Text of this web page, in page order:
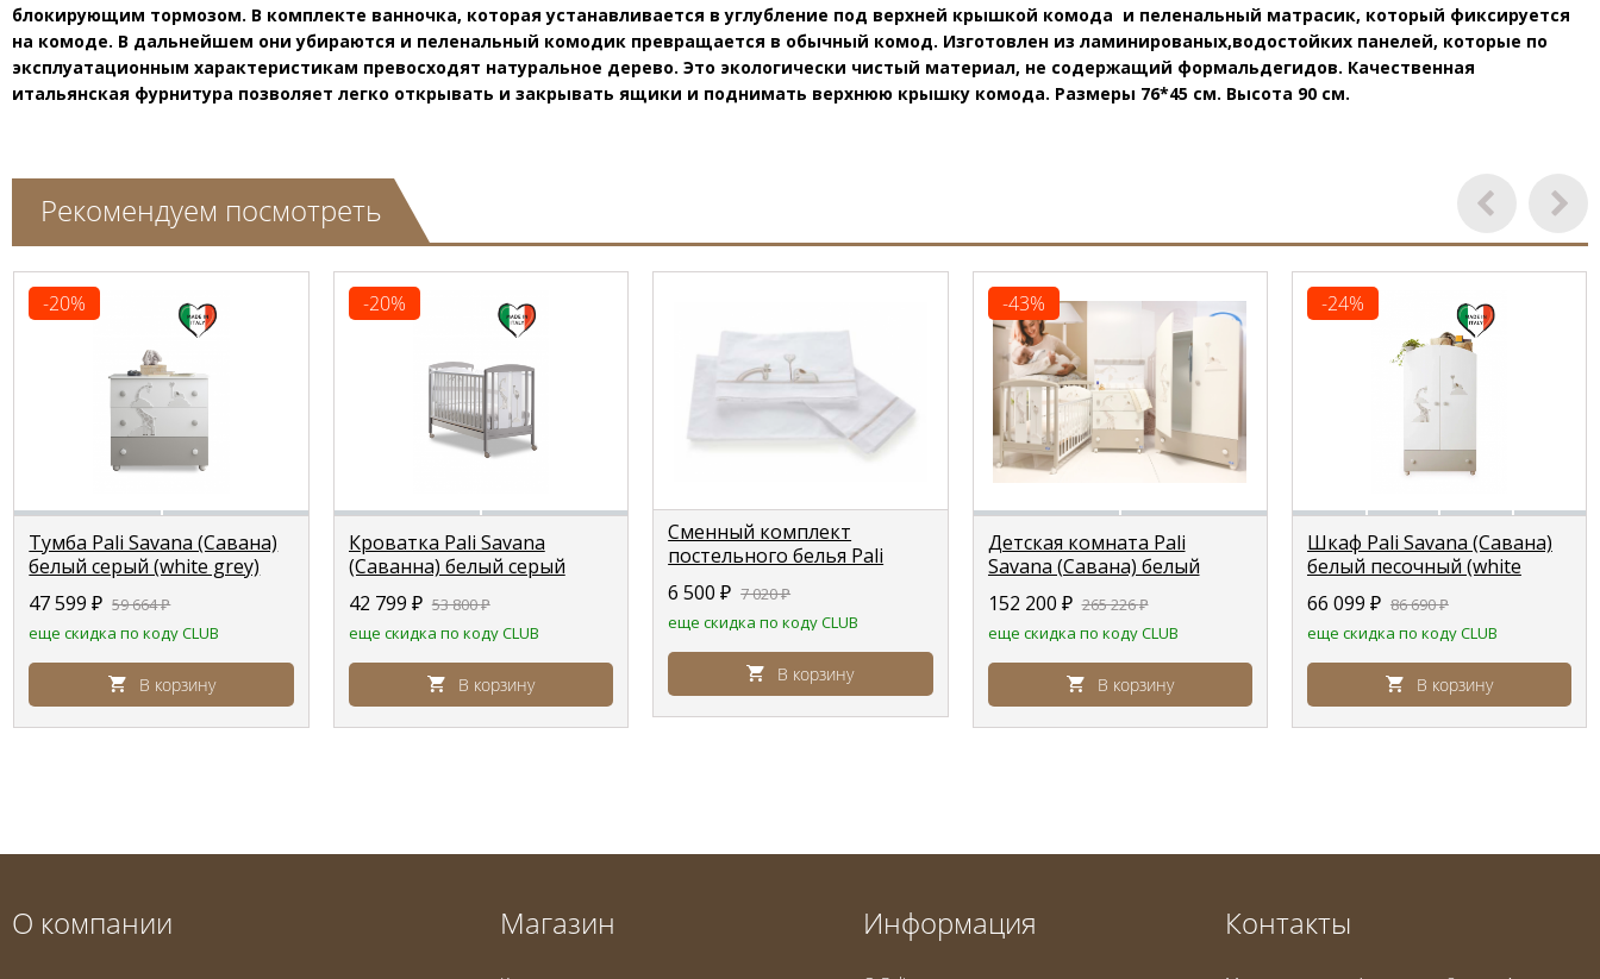
блокирующим тормозом. В комплекте ванночка, которая устанавливается в углубление под верхней крышкой комода и пеленальный матрасик, который фиксируется
на комоде. В дальнейшем они убираются и пеленальный комодик превращается в обычный комод. Изготовлен из ламинированых,водостойких панелей, которые по
эксплуатационным характеристикам превосходят натуральное дерево. Это экологически чистый материал, не содержащий формальдегидов. Качественная
итальянская фурнитура позволяет легко открывать и закрывать ящики и поднимать верхнюю крышку комода. Размеры 76*45 см. Высота 90 см.
Рекомендуем посмотреть
-20%
Тумба Pali Savana (Савана)
белый серый (white grey)
47 599₽ 59 664₽
еще скидка по коду CLUB
В корзину
-20%
Кроватка Pali Savana
(Саванна) белый серый
(white grey )
42 799 ₽ 53 800₽
еще скидка по коду CLUB
В корзину
Сменный комплект
постельного белья Pali
Savana (Савана)
6 500₽ 7 020₽
еще скидка по коду CLUB
В корзину
-43%
Детская комната Pali
Savana (Савана) белый
песочный (white sand) )
152 200 ₽ 265 226₽
еще скидка по коду CLUB
В корзину
-24%
Шкаф Pali Savana (Савана)
белый песочный (white
sand)
66 099 ₽ 86 690₽
еще скидка по коду CLUB
В корзину
О компании Магазин Информация Контакты